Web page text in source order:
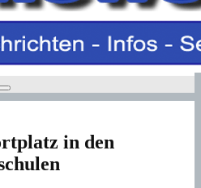
Search
in den